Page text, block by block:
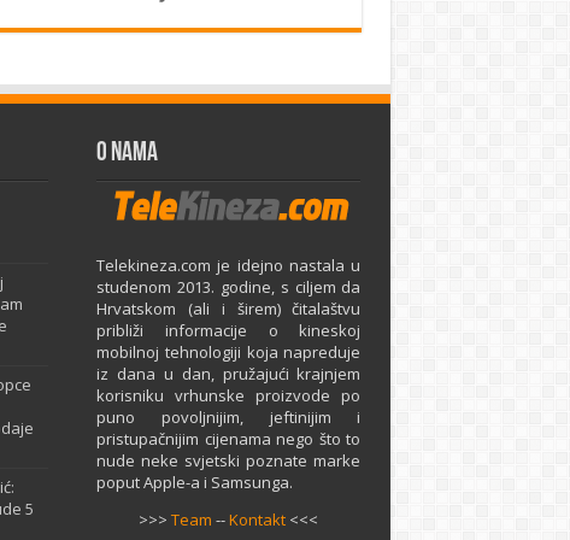
5
O Nama
Telekineza.com je idejno nastala u
studenom 2013. godine, s ciljem da
Hrvatskom (ali i širem) čitalaštvu
približi informacije o kineskoj
mobilnoj tehnologiji koja napreduje
iz dana u dan, pružajući krajnjem
korisniku vrhunske proizvode po
puno povoljnijim, jeftinijim i
pristupačnijim cijenama nego što to
nude neke svjetski poznate marke
poput Apple-a i Samsunga.
>>>Team --Kontakt <<<